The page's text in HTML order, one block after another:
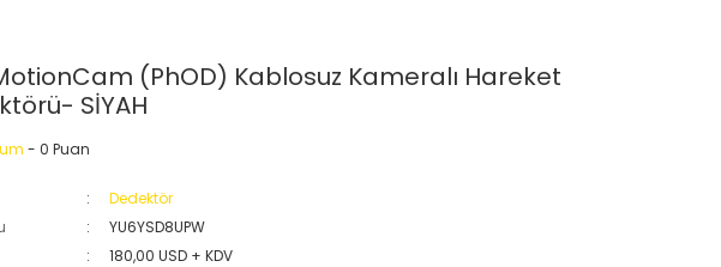
(PhOD) Kablosuz Kameralı Hareket
SİYAH
- 0 Puan
Dedektör
YU6YSD8UPW
180,00 USD + KDV